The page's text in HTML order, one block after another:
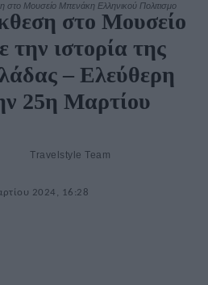
Μουσείο Μπενάκη Ελληνικού Πολιτισμο
στο Μουσείο
ιστορία της
– Ελεύθερη
25η Μαρτίου
Travelstyle Team
2024, 16:28